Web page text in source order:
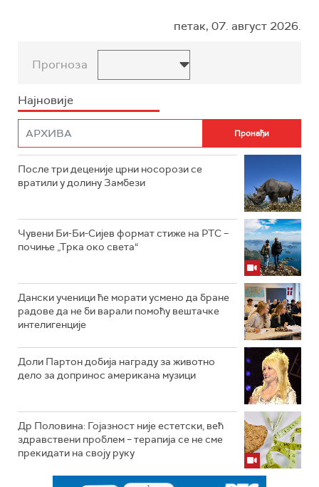
петак, 07. август 2026.
Прогноза
Најновије
После три деценије црни носорози се
вратили у долину Замбези
Чувени Би-Би-Сијев формат стиже на РТС –
почиње „Трка око света“
Дански ученици ће морати усмено да бране
радове да не би варали помоћу вештачке
интелигенције
Доли Партон добија награду за животно
дело за допринос американа музици
Др Половина: Гојазност није естетски, већ
здравствени проблем – терапија се не сме
прекидати на своју руку